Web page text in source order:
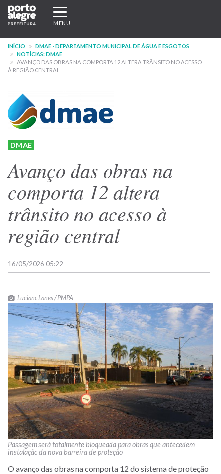
Pular
para
conteúdo
principal
Expandir/recolher
navegação
MENU
INÍCIO
DMAE - DEPARTAMENTO MUNICIPAL DE ÁGUA E ESGOTOS
NOTÍCIAS: DMAE
AVANÇO DAS OBRAS NA COMPORTA 12 ALTERA TRÂNSITO NO ACESSO
À REGIÃO CENTRAL
DMAE
Avanço das obras na
comporta 12 altera
trânsito no acesso à
região central
16/05/2026 05:22
Luciano Lanes / PMPA
Passagem será totalmente bloqueada para obras que antecedem
instalação da nova barreira de proteção
O avanço das obras na comporta 12 do sistema de proteção